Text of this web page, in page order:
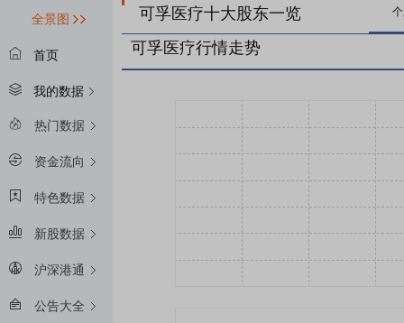
全景图
首页
我的数据
热门数据
资金流向
特色数据
新股数据
沪深港通
公告大全
可孚医疗十大股东一览
可孚医疗行情走势